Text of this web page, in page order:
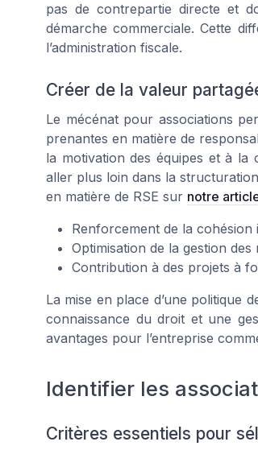
pas de contrepartie directe et
démarche commerciale. Cette
l’administration fiscale.
Créer de la valeur
Le mécénat pour associations
prenantes en matière de
la motivation des équipes et à la
aller plus loin dans la
en matière de RSE sur notre
Renforcement de la
Optimisation de la gestion
Contribution à des projets à
La mise en place d’une politique
connaissance du droit et une
avantages pour l’entreprise
Identifier les
Critères essentiels pour